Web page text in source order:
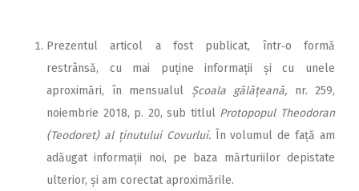
Prezentul articol a fost publicat, într‑o formă
restrânsă, cu mai puține informații și cu unele
aproximări, în mensualul Școala gălățeană, nr. 259,
noiembrie 2018, p. 20, sub titlul Protopopul Theodoran
(Teodoret) al ținutului Covurlui. În volumul de față am
adăugat informații noi, pe baza mărturiilor depistate
ulterior, și am corectat aproximările.